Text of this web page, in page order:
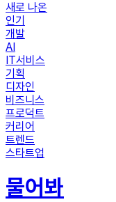
새로 나온
인기
개발
AI
IT서비스
기획
디자인
비즈니스
프로덕트
커리어
트렌드
스타트업
물어봐